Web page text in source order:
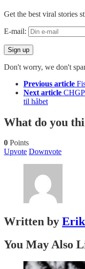
Get the best viral stories
E-mail:
Don't worry, we don't
more
Previous article
Next article
til håbet
What do you
0 Points
Upvote Downvote
Written by Erik
You May Also